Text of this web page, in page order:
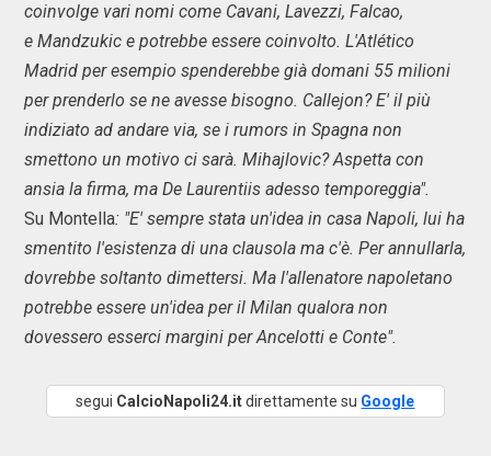
coinvolge vari nomi come Cavani, Lavezzi, Falcao,
e Mandzukic e potrebbe essere coinvolto. L'Atlético
Madrid per esempio spenderebbe già domani 55 milioni
per prenderlo se ne avesse bisogno. Callejon? E' il più
indiziato ad andare via, se i rumors in Spagna non
smettono un motivo ci sarà. Mihajlovic? Aspetta con
ansia la firma, ma De Laurentiis adesso temporeggia".
Su Montella: "E' sempre stata un'idea in casa Napoli, lui ha
smentito l'esistenza di una clausola ma c'è. Per annullarla,
dovrebbe soltanto dimettersi. Ma l'allenatore napoletano
potrebbe essere un'idea per il Milan qualora non
dovessero esserci margini per Ancelotti e Conte".
segui CalcioNapoli24.itdirettamente su Google